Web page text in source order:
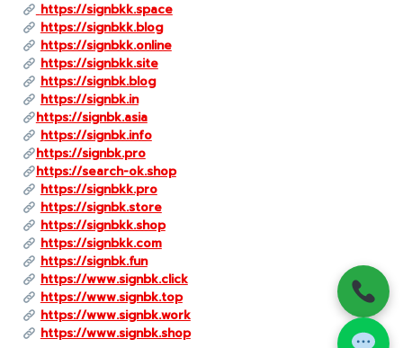
https://signbkk.space
https://signbkk.blog
https://signbkk.online
https://signbkk.site
https://signbk.blog
https://signbk.in
https://signbk.asia
https://signbk.info
https://signbk.pro
https://search-ok.shop
https://signbkk.pro
https://signbk.store
https://signbkk.shop
https://signbkk.com
https://signbk.fun
https://www.signbk.click
https://www.signbk.top
https://www.signbk.work
https://www.signbk.shop